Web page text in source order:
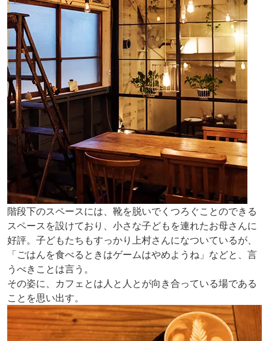
階段下のスペースには、靴を脱いでくつろぐことのできる
スペースを設けており、小さな子どもを連れたお母さんに
好評。子どもたちもすっかり上村さんになついているが、
「ごはんを食べるときはゲームはやめようね」などと、言
うべきことは言う。
その姿に、カフェとは人と人とが向き合っている場である
ことを思い出す。